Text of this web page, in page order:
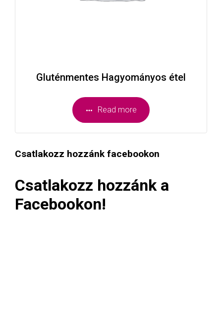
Gluténmentes Hagyományos étel
Read more
Csatlakozz hozzánk facebookon
Csatlakozz hozzánk a
Facebookon!